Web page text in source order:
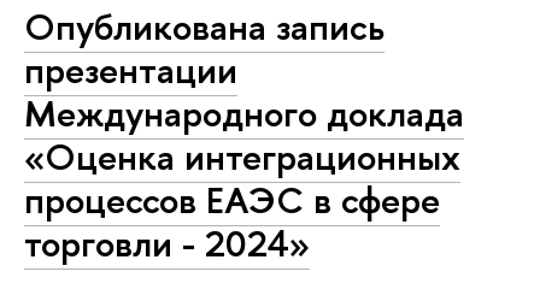
Опубликована запись
презентации
Международного доклада
«Оценка интеграционных
процессов ЕАЭС в сфере
торговли - 2024»